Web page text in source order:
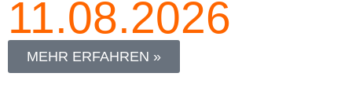
11.08.2026
MEHR ERFAHREN »